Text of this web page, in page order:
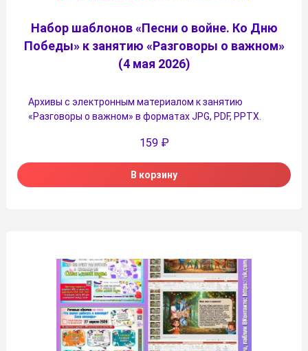
Набор шаблонов «Песни о войне. Ко Дню
Победы» к занятию «Разговоры о важном»
(4 мая 2026)
Архивы с электронным материалом к занятию
«Разговоры о важном» в форматах JPG, PDF, PPTX.
159 ₽
В корзину